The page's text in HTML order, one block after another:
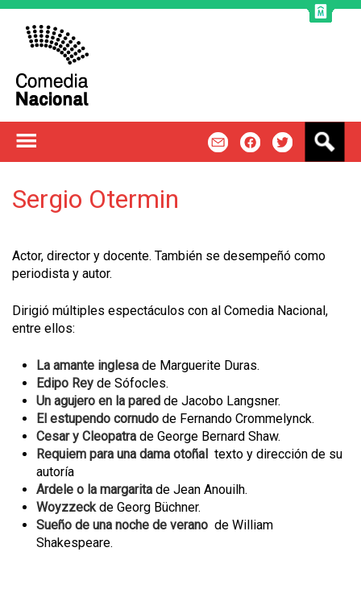
Sergio Otermin
Actor, director y docente. También se desempeñó como
periodista y autor.
Dirigió múltiples espectáculos con al Comedia Nacional,
entre ellos:
La amante inglesa de Marguerite Duras.
Edipo Rey de Sófocles.
Un agujero en la pared de Jacobo Langsner.
El estupendo cornudo de Fernando Crommelynck.
Cesar y Cleopatra de George Bernard Shaw.
Requiem para una dama otoñal texto y dirección de su
autoría
Ardele o la margarita de Jean Anouilh.
Woyzzeckde Georg Büchner.
Sueño de una noche de verano de William
Shakespeare.
s